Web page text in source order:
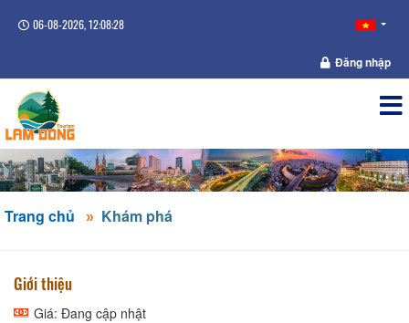
06-08-2026, 12:08:28
Đăng nhập
Trang chủ Khám phá
Giới thiệu
Giá: Đang cập nhật